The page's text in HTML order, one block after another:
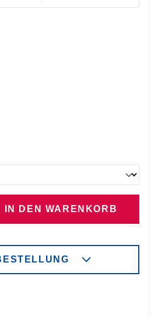
IN DEN WARENKORB